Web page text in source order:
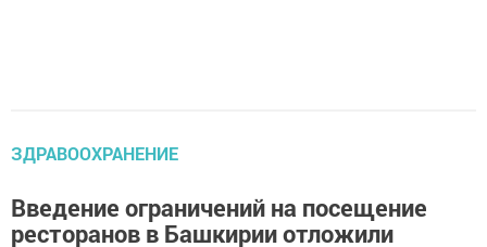
ЗДРАВООХРАНЕНИЕ
Введение ограничений на посещение
ресторанов в Башкирии отложили